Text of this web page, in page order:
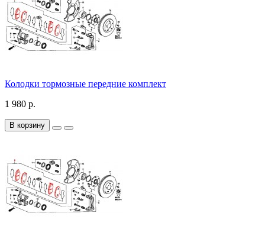
Колодки тормозные передние комплект
1 980 р.
В корзину